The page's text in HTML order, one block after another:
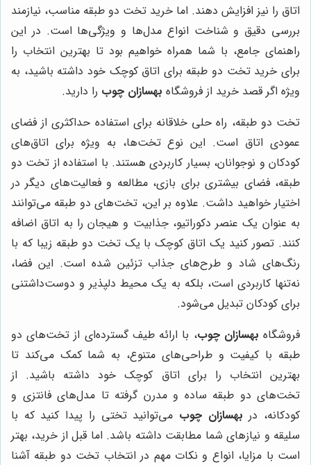
اتاق را نیز افزایش دهند. اما خرید تخت دو طبقه مناسب، نیازمند
بررسی دقیق و شناخت انواع مدل‌ها و ویژگی‌ها است. در این
راهنمای جامع، با شما همراه خواهیم بود تا بهترین انتخاب را
برای خرید تخت دو طبقه برای اتاق کوچک خود داشته باشید، به
ویژه اگر قصد خرید از فروشگاه بهسازان چوب را دارید.
تخت دو طبقه، راه حلی خلاقانه برای استفاده حداکثری از فضای
عمودی اتاق است. این نوع تخت‌ها، به ویژه برای اتاق‌های
کودکان و نوجوانان، بسیار کاربردی هستند. با استفاده از تخت دو
طبقه، فضای بیشتری برای بازی، مطالعه و فعالیت‌های دیگر در
اختیار خواهید داشت. علاوه بر این، تخت‌های دو طبقه می‌توانند
به عنوان یک عنصر دکوراتیو، جذابیت و هیجان را به اتاق اضافه
کنند. تصور کنید یک اتاق کوچک با یک تخت دو طبقه زیبا که با
رنگ‌های شاد و طرح‌های جذاب تزئین شده است. این فضا،
نه‌تنها کاربردی است، بلکه به یک محیط دلپذیر و دوست‌داشتنی
برای کودکان تبدیل می‌شود.
فروشگاه بهسازان چوب، با ارائه طیف گسترده‌ای از تخت‌های دو
طبقه با کیفیت و طراحی‌های متنوع، به شما کمک می‌کند تا
بهترین انتخاب را برای اتاق کوچک خود داشته باشید. از
تخت‌های دو طبقه ساده و مدرن گرفته تا مدل‌های فانتزی و
کودکانه، در بهسازان چوب می‌توانید تختی را پیدا کنید که با
سلیقه و نیازهای شما مطابقت داشته باشد. اما قبل از خرید، بهتر
است با مزایا، انواع و نکات مهم در انتخاب تخت دو طبقه آشنا